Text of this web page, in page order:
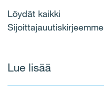
Löydät kaikki
Sijoittajauutiskirjeemme
Lue lisää